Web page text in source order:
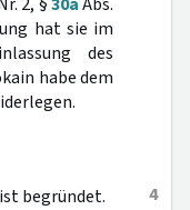
hat sie im
des
habe dem
4
begründet.